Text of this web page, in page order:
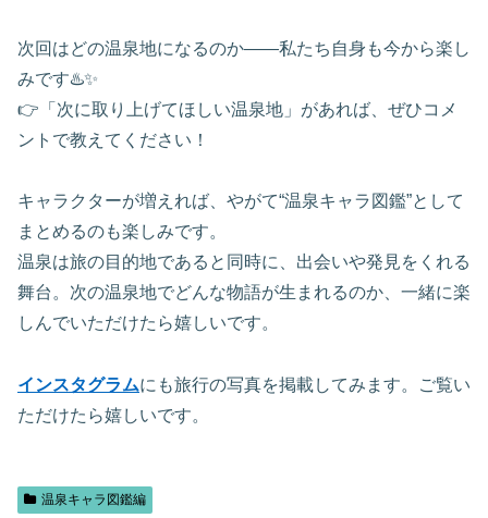
次回はどの温泉地になるのか――私たち自身も今から楽し
みです♨️✨
👉「次に取り上げてほしい温泉地」があれば、ぜひコメ
ントで教えてください！
キャラクターが増えれば、やがて“温泉キャラ図鑑”として
まとめるのも楽しみです。
温泉は旅の目的地であると同時に、出会いや発見をくれる
舞台。次の温泉地でどんな物語が生まれるのか、一緒に楽
しんでいただけたら嬉しいです。
インスタグラムにも旅行の写真を掲載してみます。ご覧い
ただけたら嬉しいです。
温泉キャラ図鑑編